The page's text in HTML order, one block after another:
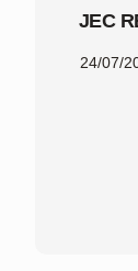
JEC
24/07/